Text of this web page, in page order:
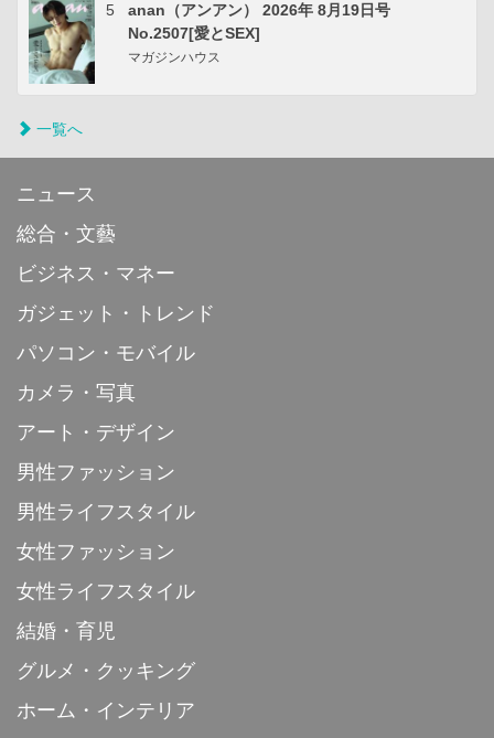
5
anan（アンアン） 2026年 8月19日号
No.2507[愛とSEX]
マガジンハウス
一覧へ
ニュース
総合・文藝
ビジネス・マネー
ガジェット・トレンド
パソコン・モバイル
カメラ・写真
アート・デザイン
男性ファッション
男性ライフスタイル
女性ファッション
女性ライフスタイル
結婚・育児
グルメ・クッキング
ホーム・インテリア